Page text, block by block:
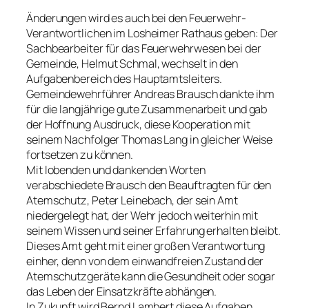
Änderungen wird es auch bei den Feuerwehr-
Verantwortlichen im Losheimer Rathaus geben: Der
Sachbearbeiter für das Feuerwehrwesen bei der
Gemeinde, Helmut Schmal, wechselt in den
Aufgabenbereich des Hauptamtsleiters.
Gemeindewehrführer Andreas Brausch dankte ihm
für die langjährige gute Zusammenarbeit und gab
der Hoffnung Ausdruck, diese Kooperation mit
seinem Nachfolger Thomas Lang in gleicher Weise
fortsetzen zu können.
Mit lobenden und dankenden Worten
verabschiedete Brausch den Beauftragten für den
Atemschutz, Peter Leinebach, der sein Amt
niedergelegt hat, der Wehr jedoch weiterhin mit
seinem Wissen und seiner Erfahrung erhalten bleibt.
Dieses Amt geht mit einer großen Verantwortung
einher, denn von dem einwandfreien Zustand der
Atemschutzgeräte kann die Gesundheit oder sogar
das Leben der Einsatzkräfte abhängen.